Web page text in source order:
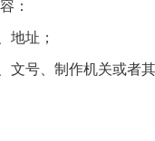
：
地址；
号、制作机关或者